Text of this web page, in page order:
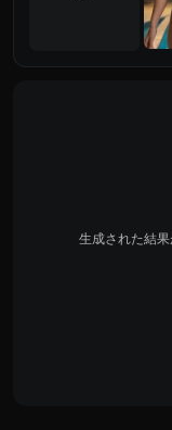
生成された結